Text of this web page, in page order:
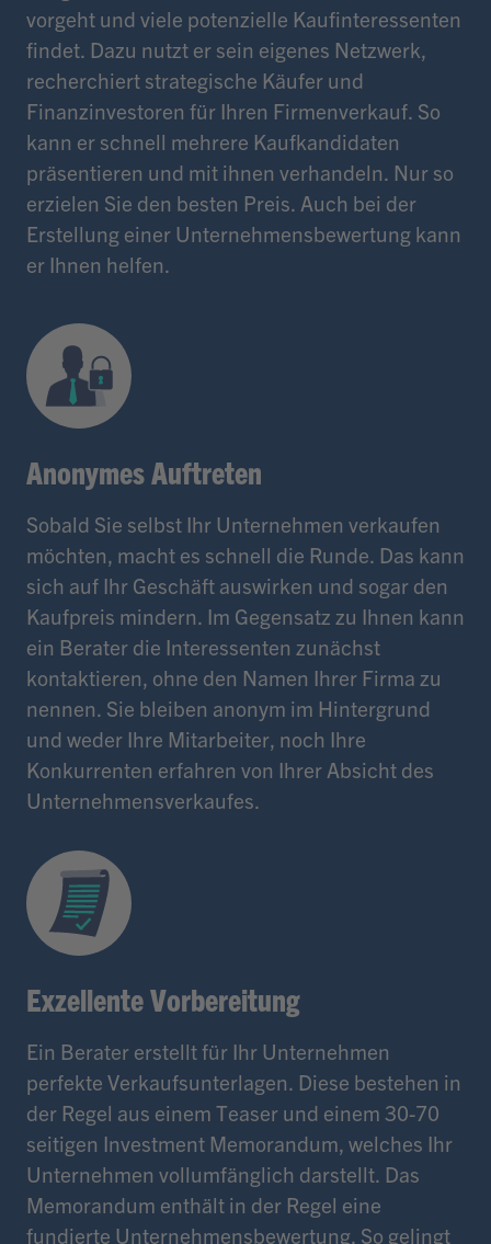
vorgeht und viele potenzielle Kaufinteressenten
findet. Dazu nutzt er sein eigenes Netzwerk,
recherchiert strategische Käufer und
Finanzinvestoren für Ihren Firmenverkauf. So
kann er schnell mehrere Kaufkandidaten
präsentieren und mit ihnen verhandeln. Nur so
erzielen Sie den besten Preis. Auch bei der
Erstellung einer Unternehmensbewertung kann
er Ihnen helfen.
Anonymes Auftreten
Sobald Sie selbst Ihr Unternehmen verkaufen
möchten, macht es schnell die Runde. Das kann
sich auf Ihr Geschäft auswirken und sogar den
Kaufpreis mindern. Im Gegensatz zu Ihnen kann
ein Berater die Interessenten zunächst
kontaktieren, ohne den Namen Ihrer Firma zu
nennen. Sie bleiben anonym im Hintergrund
und weder Ihre Mitarbeiter, noch Ihre
Konkurrenten erfahren von Ihrer Absicht des
Unternehmensverkaufes.
Exzellente Vorbereitung
Ein Berater erstellt für Ihr Unternehmen
perfekte Verkaufsunterlagen. Diese bestehen in
der Regel aus einem Teaser und einem 30-70
seitigen Investment Memorandum, welches Ihr
Unternehmen vollumfänglich darstellt. Das
Memorandum enthält in der Regel eine
fundierte Unternehmensbewertung. So gelingt